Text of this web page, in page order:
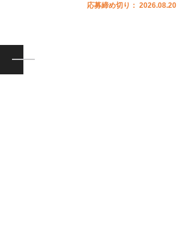
応募締め切り： 2026.08.20